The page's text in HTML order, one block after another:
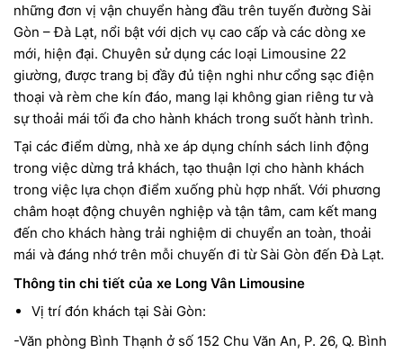
những đơn vị vận chuyển hàng đầu trên tuyến đường Sài
Gòn – Đà Lạt, nổi bật với dịch vụ cao cấp và các dòng xe
mới, hiện đại. Chuyên sử dụng các loại Limousine 22
giường, được trang bị đầy đủ tiện nghi như cổng sạc điện
thoại và rèm che kín đáo, mang lại không gian riêng tư và
sự thoải mái tối đa cho hành khách trong suốt hành trình.
Tại các điểm dừng, nhà xe áp dụng chính sách linh động
trong việc dừng trả khách, tạo thuận lợi cho hành khách
trong việc lựa chọn điểm xuống phù hợp nhất. Với phương
châm hoạt động chuyên nghiệp và tận tâm, cam kết mang
đến cho khách hàng trải nghiệm di chuyển an toàn, thoải
mái và đáng nhớ trên mỗi chuyến đi từ Sài Gòn đến Đà Lạt.
Thông tin chi tiết của xe Long Vân Limousine
Vị trí đón khách tại Sài Gòn:
-Văn phòng Bình Thạnh ở số 152 Chu Văn An, P. 26, Q. Bình